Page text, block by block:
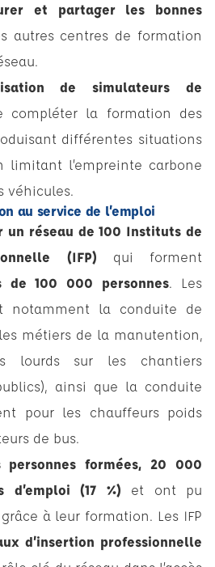
et partager les bonnes
autres centres de formation
de simulateurs de
compléter la formation des
différentes situations
limitant l’empreinte carbone
véhicules.
au service de l’emploi
un réseau de 100 Instituts de
(IFP) qui forment
de 100 000 personnes. Les
notamment la conduite de
métiers de la manutention,
lourds sur les chantiers
ainsi que la conduite
pour les chauffeurs poids
de bus.
formées, 20 000
d’emploi (17 %) et ont pu
à leur formation. Les IFP
d’insertion professionnelle